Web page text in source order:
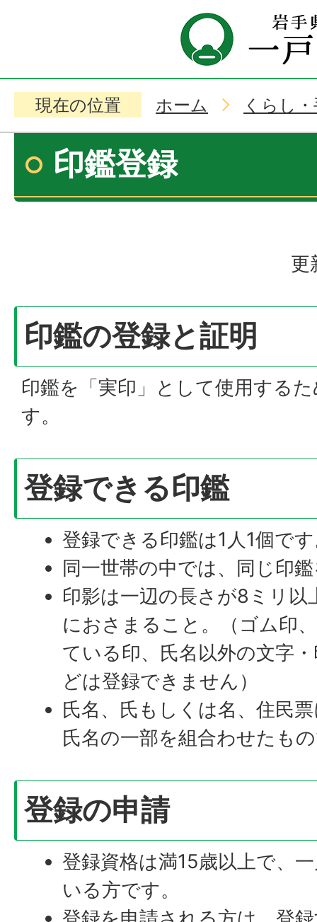
現在の位置 ホーム くらし
印鑑登録
更
印鑑の登録と証明
印鑑を「実印」として使用する
す。
登録できる印鑑
登録できる印鑑は1人1個で
同一世帯の中では、同じ印
印影は一辺の長さが8ミリ以
におさまること。（ゴム印
ている印、氏名以外の文字
どは登録できません）
氏名、氏もしくは名、住民
氏名の一部を組合わせたも
登録の申請
登録資格は満15歳以上で、
いる方です。